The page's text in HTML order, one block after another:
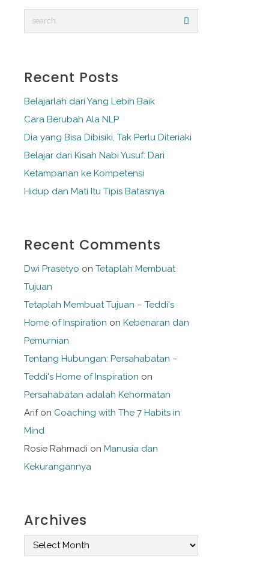
Recent Posts
Belajarlah dari Yang Lebih Baik
Cara Berubah Ala NLP
Dia yang Bisa Dibisiki, Tak Perlu Diteriaki
Belajar dari Kisah Nabi Yusuf: Dari
Ketampanan ke Kompetensi
Hidup dan Mati Itu Tipis Batasnya
Recent Comments
Dwi Prasetyo on Tetaplah Membuat
Tujuan
Tetaplah Membuat Tujuan – Teddi's
Home of Inspiration on Kebenaran dan
Pemurnian
Tentang Hubungan: Persahabatan –
Teddi's Home of Inspiration on
Persahabatan adalah Kehormatan
Arifon Coaching with The 7 Habits in
Mind
Rosie Rahmadi on Manusia dan
Kekurangannya
Archives